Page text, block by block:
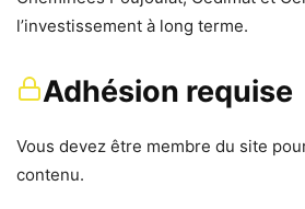
l’investissement à long terme.
Adhésion requise
Vous devez être membre du site
contenu.